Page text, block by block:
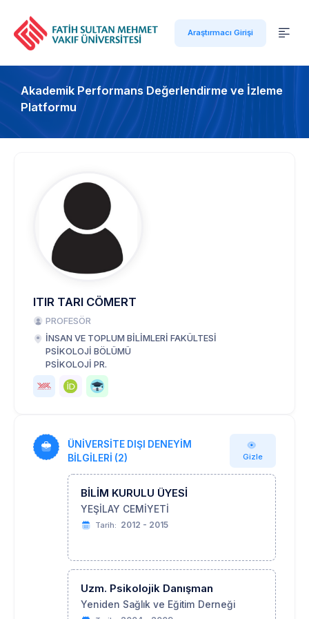
Araştırmacı Girişi
Akademik Performans Değerlendirme ve İzleme
Platformu
ITIR TARI CÖMERT
PROFESÖR
İNSAN VE TOPLUM BİLİMLERİ FAKÜLTESİ
PSİKOLOJİ BÖLÜMÜ
PSİKOLOJİ PR.
ÜNİVERSİTE DIŞI DENEYİM
BİLGİLERİ (2)
Gizle
BİLİM KURULU ÜYESİ
YEŞİLAY CEMİYETİ
Tarih: 2012 - 2015
Uzm. Psikolojik Danışman
Yeniden Sağlık ve Eğitim Derneği